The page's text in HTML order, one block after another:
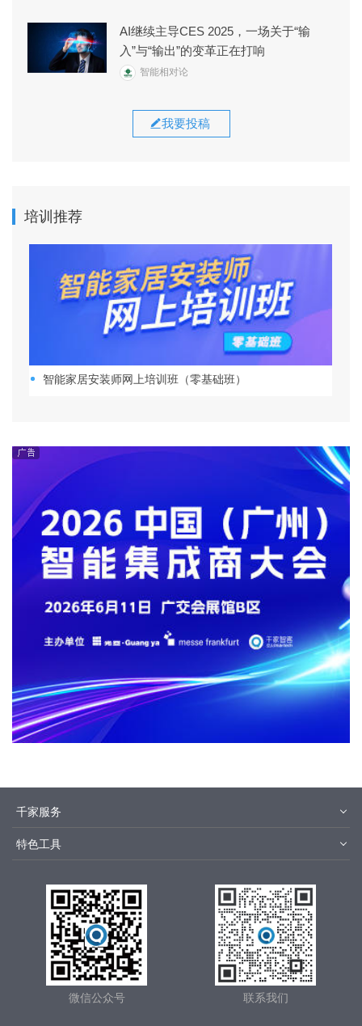
AI继续主导CES 2025，一场关于“输
入”与“输出”的变革正在打响
智能相对论
我要投稿
培训推荐
智能家居安装师网上培训班（零基础班）
千家服务
特色工具
方快3
集成商优选
微信公众号 联系我们